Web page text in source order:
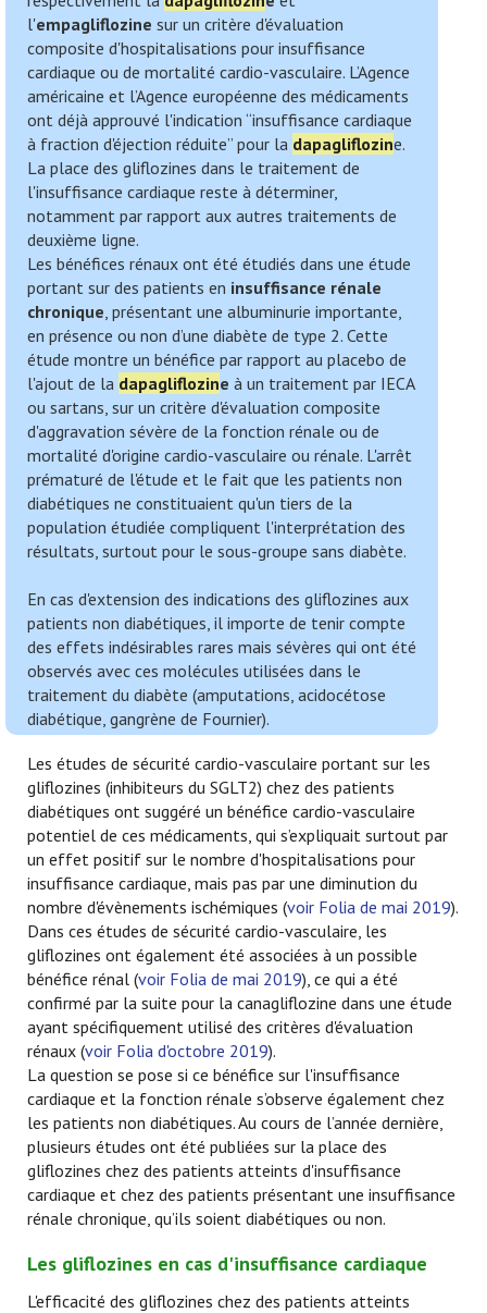
l'empagliflozine sur un critère d'évaluation
composite d'hospitalisations pour insuffisance
cardiaque ou de mortalité cardio-vasculaire. L’Agence
américaine et l’Agence européenne des médicaments
ont déjà approuvé l'indication “insuffisance cardiaque
à fraction d'éjection réduite” pour la dapagliflozine.
La place des gliflozines dans le traitement de
l'insuffisance cardiaque reste à déterminer,
notamment par rapport aux autres traitements de
deuxième ligne.
Les bénéfices rénaux ont été étudiés dans une étude
portant sur des patients en insuffisance rénale
chronique, présentant une albuminurie importante,
en présence ou non d’une diabète de type 2. Cette
étude montre un bénéfice par rapport au placebo de
l'ajout de la dapagliflozine à un traitement par IECA
ou sartans, sur un critère d'évaluation composite
d'aggravation sévère de la fonction rénale ou de
mortalité d'origine cardio-vasculaire ou rénale. L'arrêt
prématuré de l'étude et le fait que les patients non
diabétiques ne constituaient qu'un tiers de la
population étudiée compliquent l'interprétation des
résultats, surtout pour le sous-groupe sans diabète.
En cas d'extension des indications des gliflozines aux
patients non diabétiques, il importe de tenir compte
des effets indésirables rares mais sévères qui ont été
observés avec ces molécules utilisées dans le
traitement du diabète (amputations, acidocétose
diabétique, gangrène de Fournier).
Les études de sécurité cardio-vasculaire portant sur les
gliflozines (inhibiteurs du SGLT2) chez des patients
diabétiques ont suggéré un bénéfice cardio-vasculaire
potentiel de ces médicaments, qui s’expliquait surtout par
un effet positif sur le nombre d'hospitalisations pour
insuffisance cardiaque, mais pas par une diminution du
nombre d'évènements ischémiques (voir Folia de mai 2019).
Dans ces études de sécurité cardio-vasculaire, les
gliflozines ont également été associées à un possible
bénéfice rénal (voir Folia de mai 2019), ce qui a été
confirmé par la suite pour la canagliflozine dans une étude
ayant spécifiquement utilisé des critères d'évaluation
rénaux (voir Folia d'octobre 2019).
La question se pose si ce bénéfice sur l'insuffisance
cardiaque et la fonction rénale s’observe également chez
les patients non diabétiques. Au cours de l’année dernière,
plusieurs études ont été publiées sur la place des
gliflozines chez des patients atteints d'insuffisance
cardiaque et chez des patients présentant une insuffisance
rénale chronique, qu’ils soient diabétiques ou non.
Les gliflozines en cas d'insuffisance cardiaque
L'efficacité des gliflozines chez des patients atteints